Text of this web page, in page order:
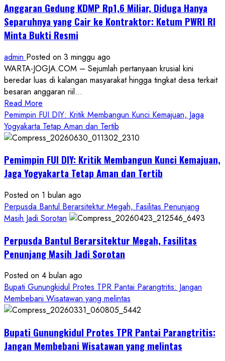
Anggaran Gedung KDMP Rp1,6 Miliar, Diduga Hanya
Separuhnya yang Cair ke Kontraktor: Ketum PWRI RI
Minta Bukti Resmi
admin Posted on 3 minggu ago
WARTA-JOGJA.COM – Sejumlah pertanyaan krusial kini
beredar luas di kalangan masyarakat hingga tingkat desa terkait
besaran anggaran riil...
Read More
more
about
Anggaran
KDMP
Rp1,6
Diduga
Hanya
Separuhnya
Cair
ke
Ketum
PWRI
RI
Minta
Resmi
Pemimpin FUI DIY: Kritik Membangun Kunci Kemajuan, Jaga
Yogyakarta Tetap Aman dan Tertib
Pemimpin FUI DIY: Kritik Membangun Kunci Kemajuan,
Jaga Yogyakarta Tetap Aman dan Tertib
Posted on 1 bulan ago
Perpusda Bantul Berarsitektur Megah, Fasilitas Penunjang
Masih Jadi Sorotan
Perpusda Bantul Berarsitektur Megah, Fasilitas
Penunjang Masih Jadi Sorotan
Posted on 4 bulan ago
Bupati Gunungkidul Protes TPR Pantai Parangtritis: Jangan
Membebani Wisatawan yang melintas
Bupati Gunungkidul Protes TPR Pantai Parangtritis:
Jangan Membebani Wisatawan yang melintas